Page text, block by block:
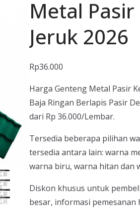
Metal Pasir
Jeruk 2026
Rp36.000
Harga Genteng Metal Pasir
Baja Ringan Berlapis Pasir
dari Rp 36.000/Lembar.
Tersedia beberapa pilihan
tersedia antara lain: warna
warna biru, warna hitan dan
Diskon khusus untuk
besar, informasi